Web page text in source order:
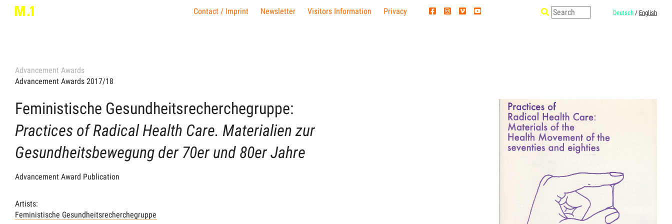
Contact / Imprint Newsletter Visitors Information Privacy Deutsch / English
Advancement Awards
Advancement Awards 2017/18
Feministische Gesundheitsrecherchegruppe:
Practices of Radical Health Care. Materialien zur
Gesundheitsbewegung der 70er und 80er Jahre
Advancement Award Publication
Artists:
Feministische Gesundheitsrecherchegruppe